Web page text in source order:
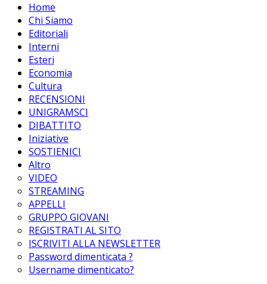
Home
Chi Siamo
Editoriali
Interni
Esteri
Economia
Cultura
RECENSIONI
UNIGRAMSCI
DIBATTITO
Iniziative
SOSTIENICI
Altro
VIDEO
STREAMING
APPELLI
GRUPPO GIOVANI
REGISTRATI AL SITO
ISCRIVITI ALLA NEWSLETTER
Password dimenticata ?
Username dimenticato?